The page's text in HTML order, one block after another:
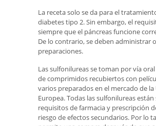
La receta solo se da para el
diabetes tipo 2. Sin embargo, el
siempre que el páncreas funcione
De lo contrario, se deben administrar
preparaciones.
Las sulfonilureas se toman por vía
de comprimidos recubiertos con
varios preparados en el mercado de la
Europea. Todas las sulfonilureas están
requisitos de farmacia y prescripción
riesgo de efectos secundarios. Por lo